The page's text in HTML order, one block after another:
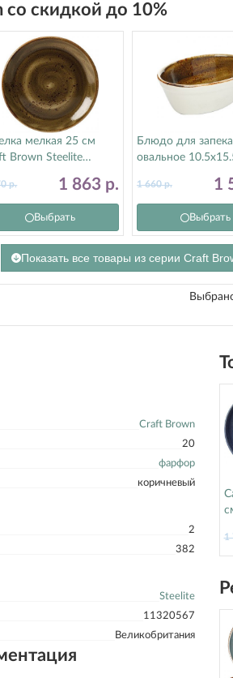
со скидкой до 10%
мелкая 25 см
Brown Steelite
1 863 р.
р.
Выбрать
Блюдо для
овальное
(Стилайт)
1
1 660р.
Выбрать
Показать все товары из серии Craft
Craft Brown
20
фарфор
коричневый
2
382
Steelite
11320567
Великобритания
1